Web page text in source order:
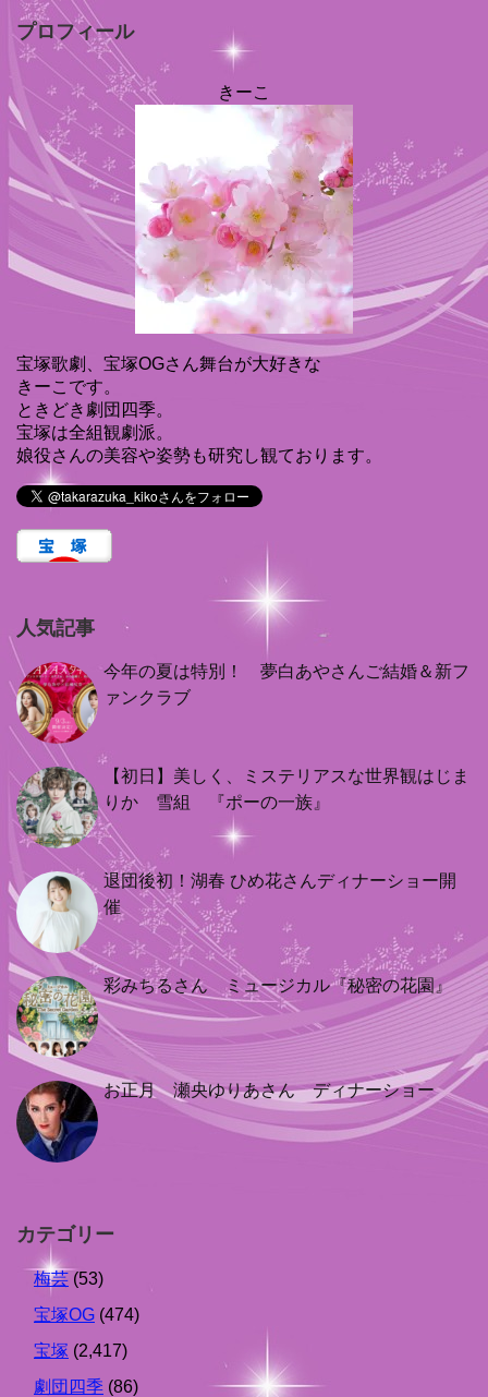
プロフィール
きーこ
宝塚歌劇、宝塚OGさん舞台が大好きな
きーこです。
ときどき劇団四季。
宝塚は全組観劇派。
娘役さんの美容や姿勢も研究し観ております。
人気記事
今年の夏は特別！ 夢白あやさんご結婚＆新フ
ァンクラブ
【初日】美しく、ミステリアスな世界観はじま
りか 雪組 『ポーの一族』
退団後初！湖春 ひめ花さんディナーショー開
催
彩みちるさん ミュージカル『秘密の花園』
お正月 瀬央ゆりあさん ディナーショー
カテゴリー
梅芸 (53)
宝塚OG (474)
宝塚 (2,417)
劇団四季 (86)